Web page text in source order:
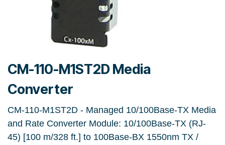
CM-110-M1ST2D Media
Converter
CM-110-M1ST2D - Managed 10/100Base-TX Media
and Rate Converter Module: 10/100Base-TX (RJ-
45) [100 m/328 ft.] to 100Base-BX 1550nm TX /